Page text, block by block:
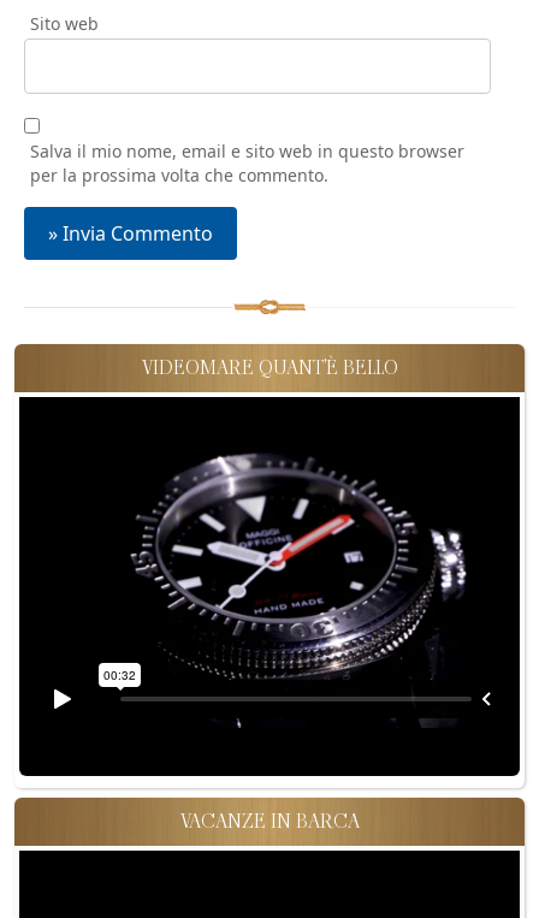
Sito web
Salva il mio nome, email e sito web in questo browser
per la prossima volta che commento.
VIDEOMARE QUANT'È BELLO
VACANZE IN BARCA